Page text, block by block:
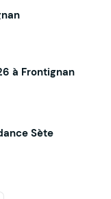
à Frontignan
Sète